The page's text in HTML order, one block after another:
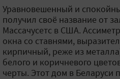
Уравновешенный и
получил своё название от
Массачусетс в США.
окна со ставнями,
кирпичный, реже из
белого и коричневого
черты. Этот дом в Беларуси